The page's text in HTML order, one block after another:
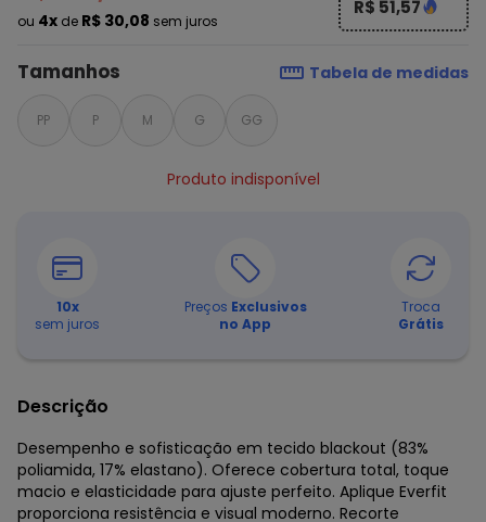
ou 4x de R$ 30,08 sem juros
R$ 51,57
Tamanhos Tabela de medidas
PP P M G GG
Produto indisponível
10x
sem juros
Preços Exclusivos
no App
Troca
Grátis
Descrição
Desempenho e sofisticação em tecido blackout (83%
poliamida, 17% elastano). Oferece cobertura total, toque
macio e elasticidade para ajuste perfeito. Aplique Everfit
proporciona resistência e visual moderno. Recorte